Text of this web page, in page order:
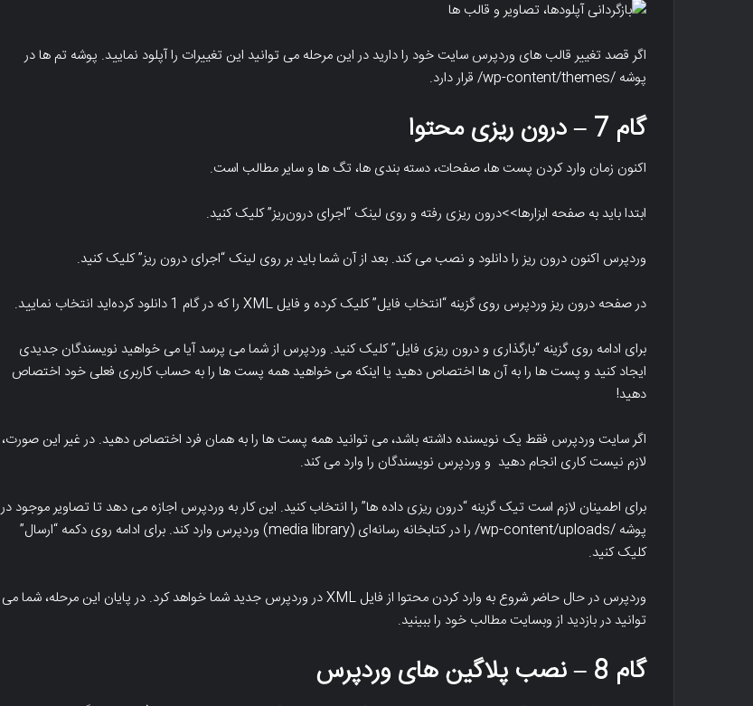
اگر قصد تغییر قالب های وردپرس سایت خود را دارید در این مرحله می توانید این تغییرات را آپلود نمایید. پوشه تم ها در
پوشه /wp-content/themes/ قرار دارد.
گام 7 – درون ریزی محتوا
اکنون زمان وارد کردن پست ها، صفحات، دسته بندی ها، تگ ها و سایر مطالب است.
ابتدا باید به صفحه ابزارها>>درون ریزی رفته و روی لینک “اجرای درون‌ریز” کلیک کنید.
وردپرس اکنون درون ریز را دانلود و نصب می کند. بعد از آن شما باید بر روی لینک “اجرای درون ریز” کلیک کنید.
در صفحه درون ریز وردپرس روی گزینه “انتخاب فایل” کلیک کرده و فایل XML را که در گام 1 دانلود کرده‌اید انتخاب نمایید.
برای ادامه روی گزینه “بارگذاری و درون ریزی فایل” کلیک کنید. وردپرس از شما می پرسد آیا می خواهید نویسندگان جدیدی
ایجاد کنید و پست ها را به آن ها اختصاص دهید یا اینکه می خواهید همه پست ها را به حساب کاربری فعلی خود اختصاص
دهید!
اگر سایت وردپرس فقط یک نویسنده داشته باشد، می توانید همه پست ها را به همان فرد اختصاص دهید. در غیر این صورت،
لازم نیست کاری انجام دهید و وردپرس نویسندگان را وارد می کند.
برای اطمینان لازم است تیک گزینه “درون ریزی داده ها” را انتخاب کنید. این کار به وردپرس اجازه می دهد تا تصاویر موجود در
پوشه /wp-content/uploads/ را در کتابخانه رسانه‌ای (media library) وردپرس وارد کند. برای ادامه روی دکمه “ارسال”
کلیک کنید.
وردپرس در حال حاضر شروع به وارد کردن محتوا از فایل XML در وردپرس جدید شما خواهد کرد. در پایان این مرحله، شما می
توانید در بازدید از وبسایت مطالب خود را ببینید.
گام 8 – نصب پلاگین های وردپرس